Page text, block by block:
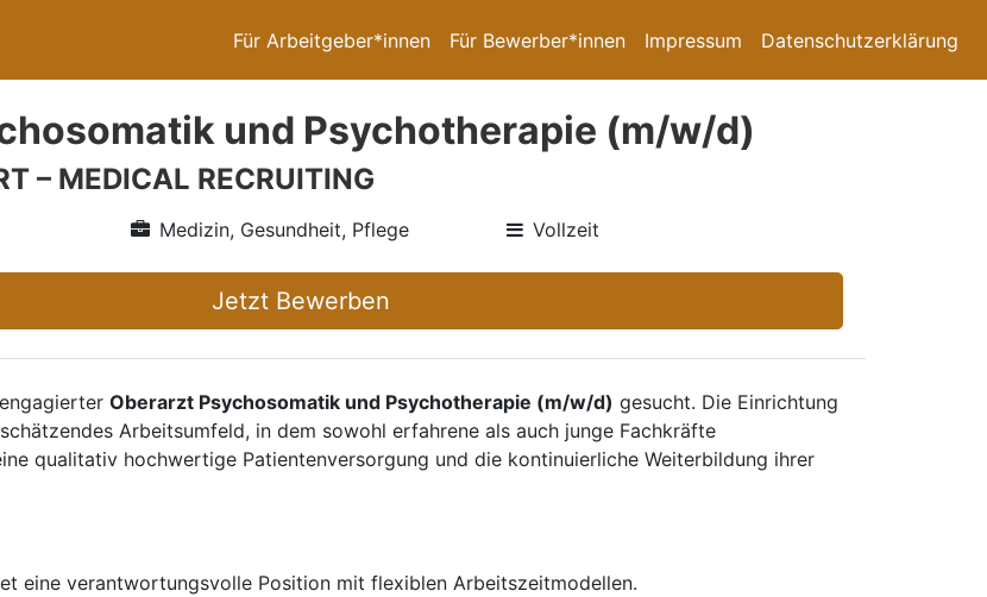
Für Arbeitgeber*innen Für Bewerber*innen Impressum Datenschutzerklärung
und Psychotherapie (m/w/d)
– MEDICAL RECRUITING
Medizin, Gesundheit, Pflege Vollzeit
Jetzt Bewerben
Oberarzt Psychosomatik und Psychotherapie (m/w/d) gesucht. Die Einrichtung
Arbeitsumfeld, in dem sowohl erfahrene als auch junge Fachkräfte
qualitativ hochwertige Patientenversorgung und die kontinuierliche Weiterbildung ihrer
eine verantwortungsvolle Position mit flexiblen Arbeitszeitmodellen.